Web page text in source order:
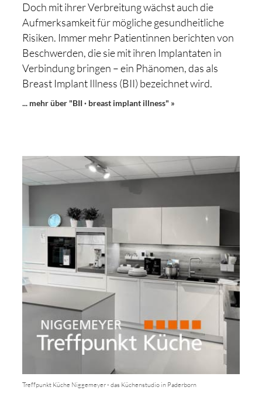
Doch mit ihrer Verbreitung wächst auch die
Aufmerksamkeit für mögliche gesundheitliche
Risiken. Immer mehr Patientinnen berichten von
Beschwerden, die sie mit ihren Implantaten in
Verbindung bringen – ein Phänomen, das als
Breast Implant Illness (BII) bezeichnet wird.
... mehr über "BII · breast implant illness" »
Treffpunkt Küche Niggemeyer - das Küchenstudio in Paderborn